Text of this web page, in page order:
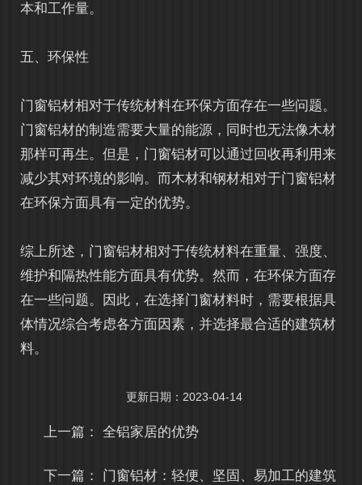
本和工作量。
五、环保性
门窗铝材相对于传统材料在环保方面存在一些问题。
门窗铝材的制造需要大量的能源，同时也无法像木材
那样可再生。但是，门窗铝材可以通过回收再利用来
减少其对环境的影响。而木材和钢材相对于门窗铝材
在环保方面具有一定的优势。
综上所述， 门窗铝材相对于传统材料在重量、强度、
维护和隔热性能方面具有优势。然而，在环保方面存
在一些问题。因此，在选择门窗材料时，需要根据具
体情况综合考虑各方面因素，并选择最合适的建筑材
料。
更新日期：2023-04-14
上一篇：全铝家居的优势
下一篇： 门窗铝材：轻便、坚固、易加工的建筑